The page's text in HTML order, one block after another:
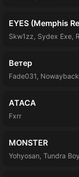
EYES (Memphis
Ветер
ATACA
Fxrr
MONSTER
Yohyosan, Tundra Boy